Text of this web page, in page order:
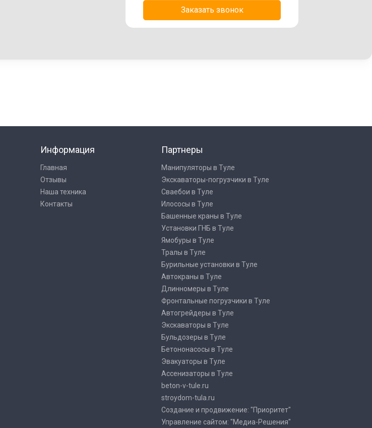
Заказать звонок
Информация
Главная
Отзывы
Наша техника
Контакты
Партнеры
Манипуляторы в Туле
Экскаваторы-погрузчики в Туле
Сваебои в Туле
Илососы в Туле
Башенные краны в Туле
Установки ГНБ в Туле
Ямобуры в Туле
Тралы в Туле
Бурильные установки в Туле
Автокраны в Туле
Длинномеры в Туле
Фронтальные погрузчики в Туле
Автогрейдеры в Туле
Экскаваторы в Туле
Бульдозеры в Туле
Бетононасосы в Туле
Эвакуаторы в Туле
Ассенизаторы в Туле
beton-v-tule.ru
stroydom-tula.ru
Создание и продвижение: "Приоритет"
Управление сайтом: "Медиа-Решения"